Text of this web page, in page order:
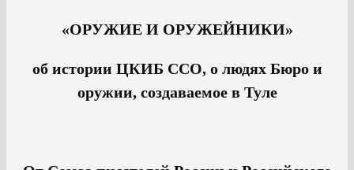
«ОРУЖИЕ И ОРУЖЕЙНИКИ»
об истории ЦКИБ ССО, о людях Бюро и
оружии, создаваемое в Туле